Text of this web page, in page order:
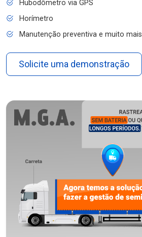
Hubodômetro via GPS
Horímetro
Manutenção preventiva e muito mais
Solicite uma demonstração